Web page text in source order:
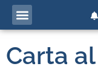
Carta